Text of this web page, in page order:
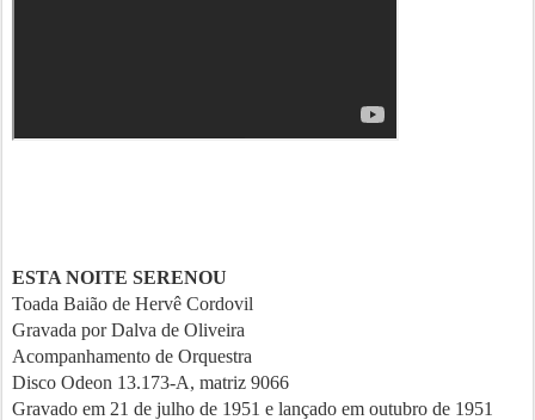
ESTA NOITE SERENOU
Toada Baião de Hervê Cordovil
Gravada por Dalva de Oliveira
Acompanhamento de Orquestra
Disco Odeon 13.173-A, matriz 9066
Gravado em 21 de julho de 1951 e lançado em outubro de 1951